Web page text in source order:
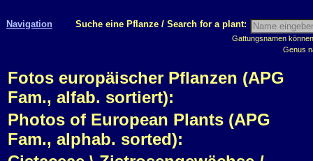
Navigation Suche eine Pflanze / Search for a plant:
Gattungsnamen
Genus
Fotos europäischer Pflanzen (APG
Fam., alfab. sortiert):
Photos of European Plants (APG
Fam., alphab. sorted):